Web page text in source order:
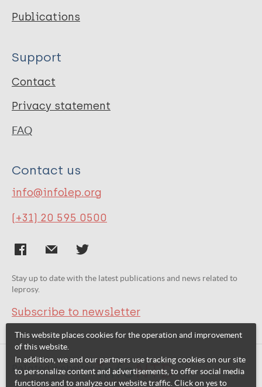
Publications
Support
Contact
Privacy statement
FAQ
Contact us
info@infolep.org
(+31) 20 595 0500
Stay up to date with the latest publications and news related to
leprosy.
Subscribe to newsletter
Related websites:
This website places cookies for the operation and improvement
of this website.
In addition, we and our partners use tracking cookies on our site
to personalize content and advertisements, to offer social media
functions and to analyze our website traffic. Click on yes to